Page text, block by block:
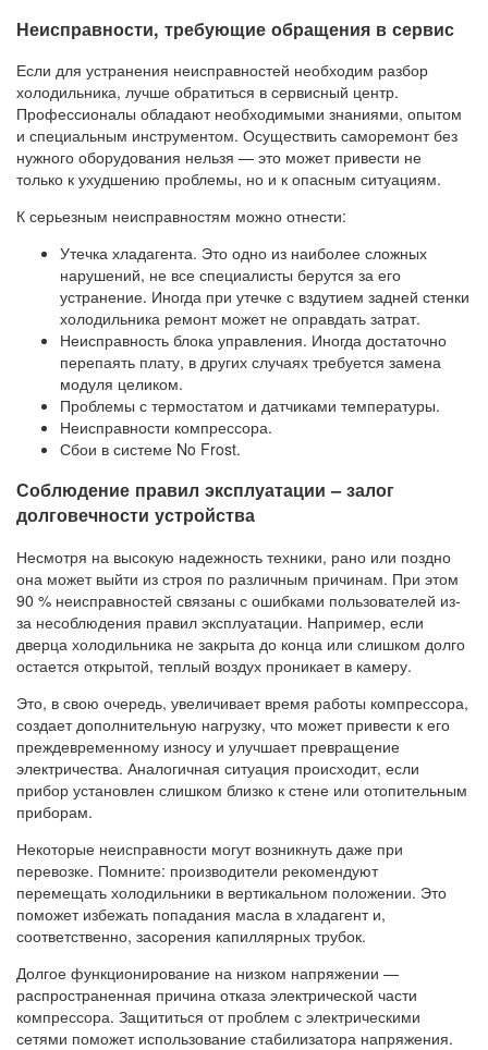
Неисправности, требующие обращения в сервис
Если для устранения неисправностей необходим разбор
холодильника, лучше обратиться в сервисный центр.
Профессионалы обладают необходимыми знаниями, опытом
и специальным инструментом. Осуществить саморемонт без
нужного оборудования нельзя — это может привести не
только к ухудшению проблемы, но и к опасным ситуациям.
К серьезным неисправностям можно отнести:
Утечка хладагента. Это одно из наиболее сложных
нарушений, не все специалисты берутся за его
устранение. Иногда при утечке с вздутием задней стенки
холодильника ремонт может не оправдать затрат.
Неисправность блока управления. Иногда достаточно
перепаять плату, в других случаях требуется замена
модуля целиком.
Проблемы с термостатом и датчиками температуры.
Неисправности компрессора.
Сбои в системе No Frost.
Соблюдение правил эксплуатации – залог
долговечности устройства
Несмотря на высокую надежность техники, рано или поздно
она может выйти из строя по различным причинам. При этом
90 % неисправностей связаны с ошибками пользователей из-
за несоблюдения правил эксплуатации. Например, если
дверца холодильника не закрыта до конца или слишком долго
остается открытой, теплый воздух проникает в камеру.
Это, в свою очередь, увеличивает время работы компрессора,
создает дополнительную нагрузку, что может привести к его
преждевременному износу и улучшает превращение
электричества. Аналогичная ситуация происходит, если
прибор установлен слишком близко к стене или отопительным
приборам.
Некоторые неисправности могут возникнуть даже при
перевозке. Помните: производители рекомендуют
перемещать холодильники в вертикальном положении. Это
поможет избежать попадания масла в хладагент и,
соответственно, засорения капиллярных трубок.
Долгое функционирование на низком напряжении —
распространенная причина отказа электрической части
компрессора. Защититься от проблем с электрическими
сетями поможет использование стабилизатора напряжения.